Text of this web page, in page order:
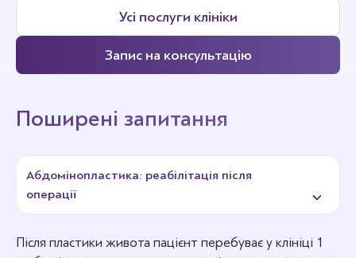
Усі послуги клініки
Запис на консультацію
Поширені запитання
Абдомінопластика: реабілітація після
операції
Після пластики живота пацієнт перебуває у клініці 1